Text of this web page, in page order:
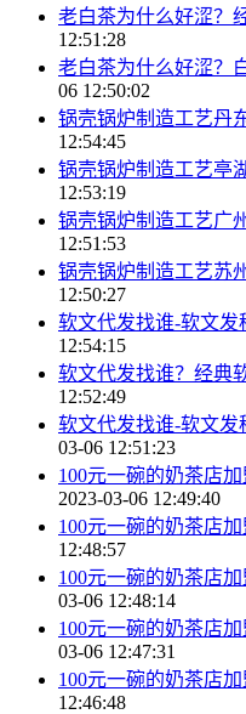
老白茶为什么好涩？
12:51:28
老白茶为什么好涩？
06 12:50:02
锅壳锅炉制造工艺丹
12:54:45
锅壳锅炉制造工艺亭
12:53:19
锅壳锅炉制造工艺广
12:51:53
锅壳锅炉制造工艺苏
12:50:27
软文代发找谁-软文发
12:54:15
软文代发找谁？经典
12:52:49
软文代发找谁-软文发
03-06 12:51:23
100元一碗的奶茶店
2023-03-06 12:49:40
100元一碗的奶茶店
12:48:57
100元一碗的奶茶店
03-06 12:48:14
100元一碗的奶茶店
03-06 12:47:31
100元一碗的奶茶店
12:46:48